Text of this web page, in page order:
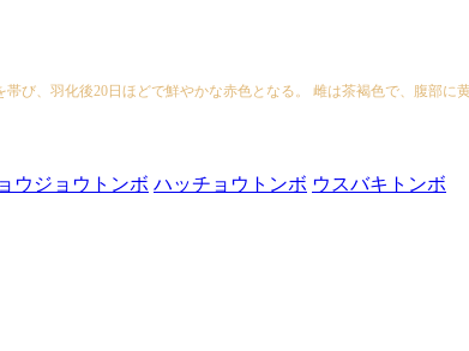
び、羽化後20日ほどで鮮やかな赤色となる。 雌は茶褐色で、腹部
ウジョウトンボ ハッチョウトンボ ウスバキトンボ